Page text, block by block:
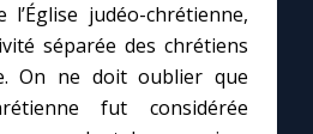
l’Église judéo-chrétienne,
séparée des chrétiens
On ne doit oublier que
fut considérée